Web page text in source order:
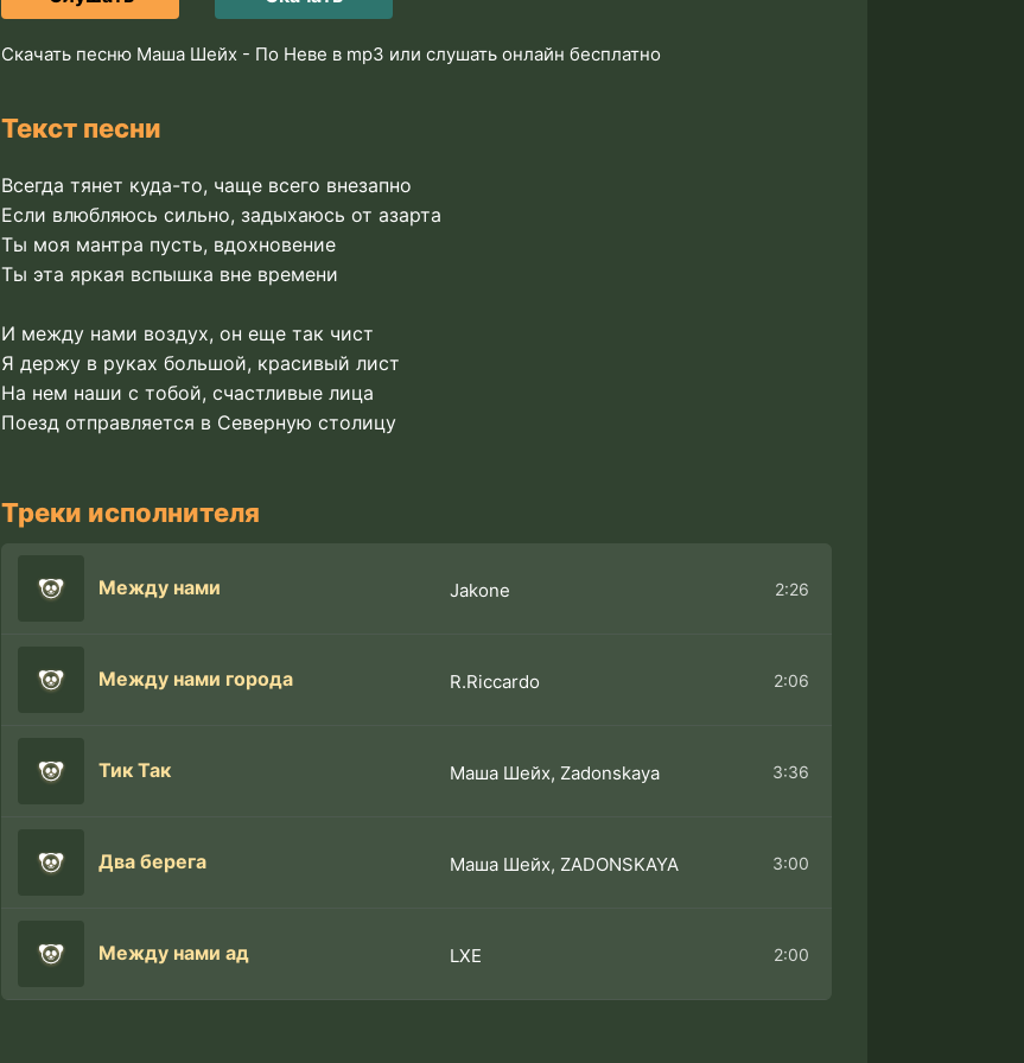
Скачать песню Маша Шейх - По Неве в mp3 или слушать онлайн бесплатно
Текст песни
Всегда тянет куда-то, чаще всего внезапно
Если влюбляюсь сильно, задыхаюсь от азарта
Ты моя мантра пусть, вдохновение
Ты эта яркая вспышка вне времени
И между нами воздух, он еще так чист
Я держу в руках большой, красивый лист
На нем наши с тобой, счастливые лица
Поезд отправляется в Северную столицу
Треки исполнителя
Между нами Jakone 2:26
Между нами города R.Riccardo 2:06
Тик Так Маша Шейх, Zadonskaya 3:36
Два берега Маша Шейх, ZADONSKAYA 3:00
Между нами ад LXE 2:00